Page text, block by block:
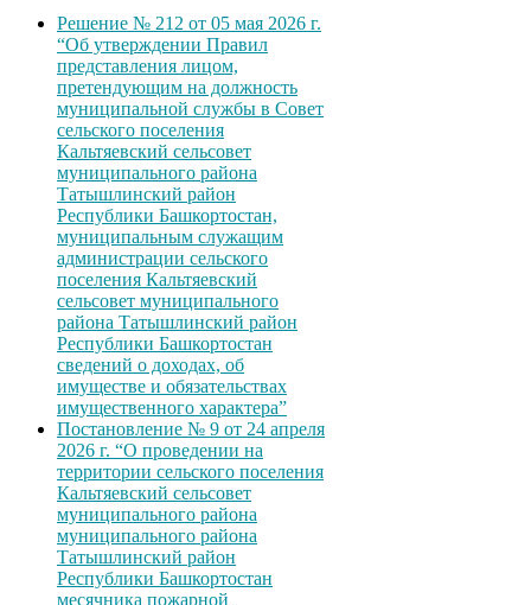
Решение № 212 от 05 мая 2026 г.
“Об утверждении Правил
представления лицом,
претендующим на должность
муниципальной службы в Совет
сельского поселения
Кальтяевский сельсовет
муниципального района
Татышлинский район
Республики Башкортостан,
муниципальным служащим
администрации сельского
поселения Кальтяевский
сельсовет муниципального
района Татышлинский район
Республики Башкортостан
сведений о доходах, об
имуществе и обязательствах
имущественного характера”
Постановление № 9 от 24 апреля
2026 г. “О проведении на
территории сельского поселения
Кальтяевский сельсовет
муниципального района
муниципального района
Татышлинский район
Республики Башкортостан
месячника пожарной